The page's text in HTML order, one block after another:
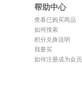
帮助中心
查看已购买商品
如何搜索
积分兑换说明
我要买
如何注册成为会员